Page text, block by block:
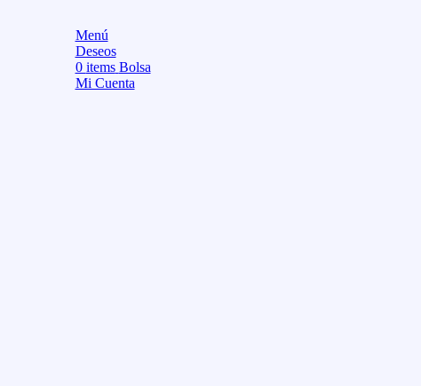
Menú
Deseos
0 items Bolsa
Mi Cuenta